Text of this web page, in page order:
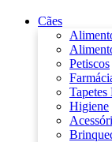
Cães
Petiscos
Higiene